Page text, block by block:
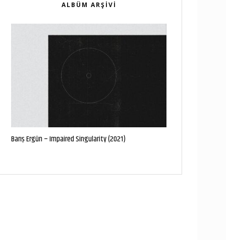
ALBÜM ARŞIVI
Barış Ergün – Impaired Singularity (2021)